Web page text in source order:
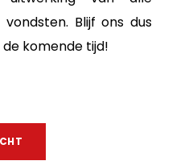
Blijf ons dus
komende tijd!